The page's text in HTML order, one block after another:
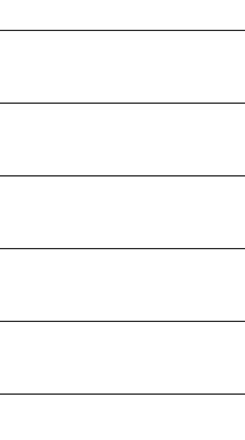
ートベース